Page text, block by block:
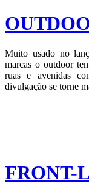
Muito usado no
marcas o outdoor
ruas e avenidas
divulgação se torne
FRONT-